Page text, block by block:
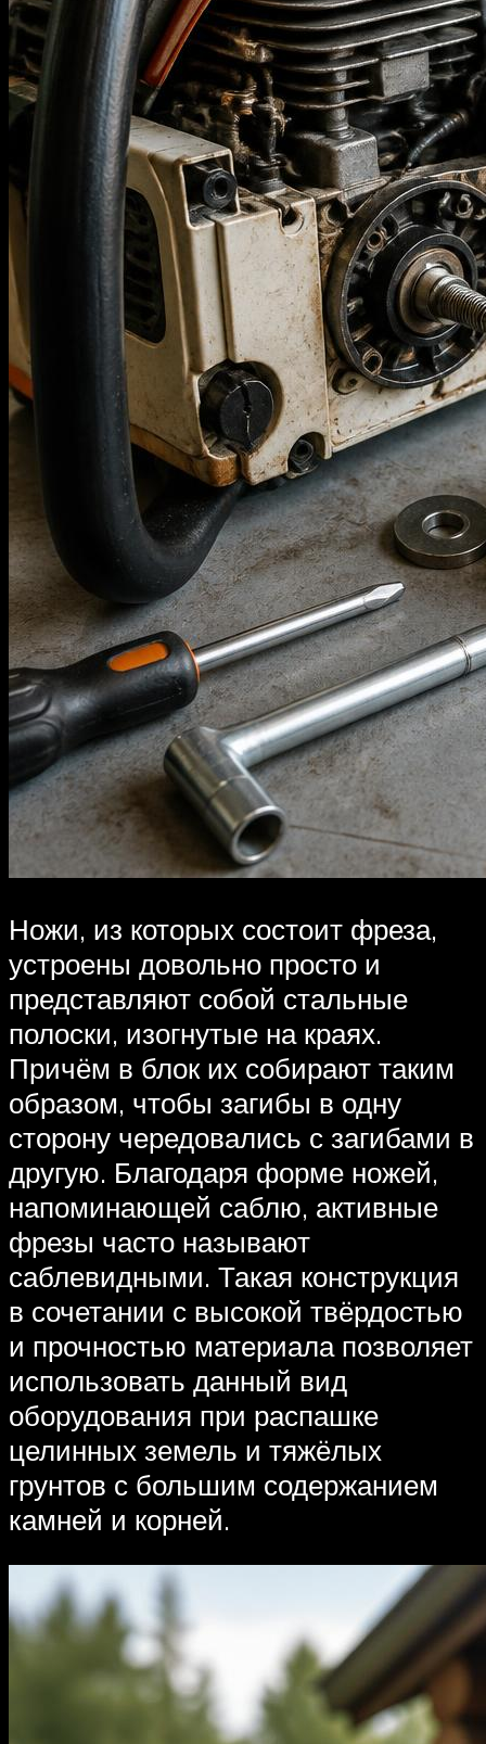
Ножи, из которых состоит фреза,
устроены довольно просто и
представляют собой стальные
полоски, изогнутые на краях.
Причём в блок их собирают таким
образом, чтобы загибы в одну
сторону чередовались с загибами в
другую. Благодаря форме ножей,
напоминающей саблю, активные
фрезы часто называют
саблевидными. Такая конструкция
в сочетании с высокой твёрдостью
и прочностью материала позволяет
использовать данный вид
оборудования при распашке
целинных земель и тяжёлых
грунтов с большим содержанием
камней и корней.